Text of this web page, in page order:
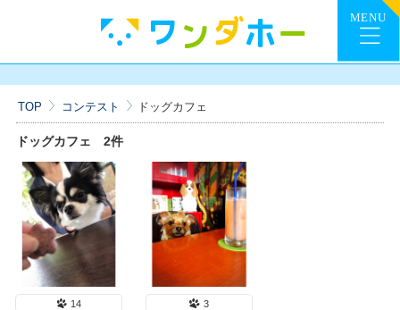
TOP コンテスト ドッグカフェ
ドッグカフェ 2件
14 3